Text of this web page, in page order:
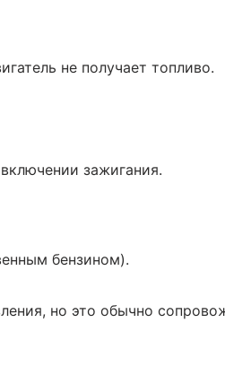
не получает топливо.
зажигания.
бензином).
но это обычно